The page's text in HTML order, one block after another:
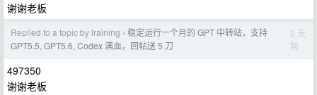
谢谢老板
Replied to a topic by lraining › 稳定运行一个月的 GPT 中转站，支持
GPT5.5, GPT5.6, Codex 满血，回帖送 5 刀
2 天
前
497350
谢谢老板